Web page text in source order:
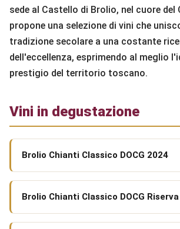
sede al Castello di Brolio, nel cuore
propone una selezione di vini che
tradizione secolare a una costante
dell'eccellenza, esprimendo al meglio
prestigio del territorio toscano.
Vini in degustazione
Brolio Chianti Classico DOCG 2024
Brolio Chianti Classico DOCG